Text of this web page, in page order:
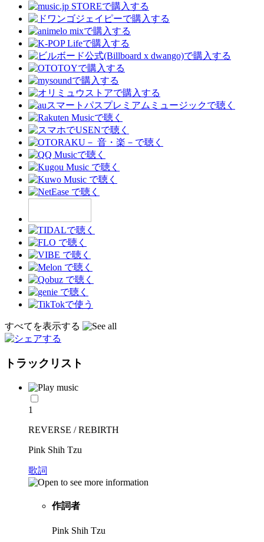
すべてを表示する
トラックリスト
1
REVERSE / REBIRTH
Pink Shih Tzu
歌詞
作詞者
Pink Shih Tzu